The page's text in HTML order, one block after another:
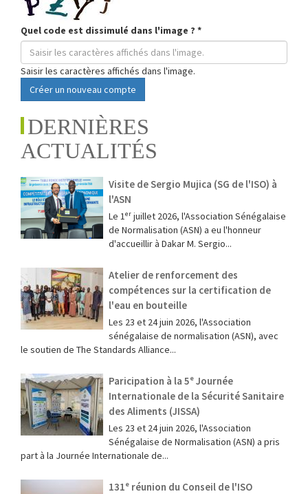
Quel code est dissimulé dans l'image ? *
Saisir les caractères affichés dans l'image.
Créer un nouveau compte
DERNIÈRES
ACTUALITÉS
Visite de Sergio Mujica (SG de l'ISO) à
l'ASN
Le 1ᵉʳ juillet 2026, l'Association Sénégalaise
de Normalisation (ASN) a eu l'honneur
d'accueillir à Dakar M. Sergio...
Atelier de renforcement des
compétences sur la certification de
l'eau en bouteille
Les 23 et 24 juin 2026, l'Association
sénégalaise de normalisation (ASN), avec
le soutien de The Standards Alliance...
Paricipation à la 5ᵉ Journée
Internationale de la Sécurité Sanitaire
des Aliments (JISSA)
‎Les 23 et 24 juin 2026, l'Association
Sénégalaise de Normalisation (ASN) a pris
part à la Journée Internationale de...
131ᵉ réunion du Conseil de l'ISO